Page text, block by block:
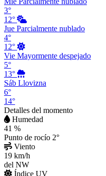
3°
12°
Jue Parcialmente nublado
4°
12°
Vie Mayormente despejado
5°
13°
Sáb Llovizna
6°
14°
Detalles del momento
Humedad
41 %
Punto de rocío 2°
Viento
19 km/h
del NW
Índice UV